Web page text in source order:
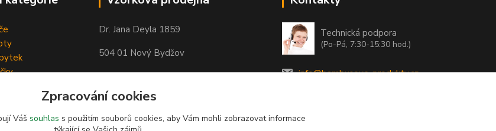
Dr. Jana Deyla 1859
504 01 Nový Bydžov
Otevírací doba:
Po - Pá 8:00 - 17:00
So - 8:00 - 17:00
Technická podpora
(Po-Pá, 7:30-15:30 hod.)
info@bambusove-produkty.cz
Zpracování cookies
Váš souhlas s použitím souborů cookies, aby Vám mohli zobrazovat informace